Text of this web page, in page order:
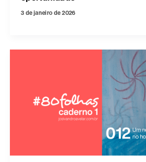
3 de janeiro de 2026